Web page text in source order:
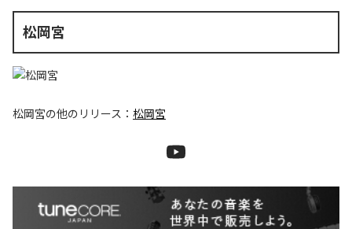
松岡宮
松岡宮の他のリリース： 松岡宮